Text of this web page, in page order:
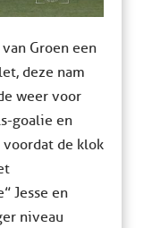
Groen een
deze nam
weer voor
goalie en
voordat de klok
Jesse en
niveau